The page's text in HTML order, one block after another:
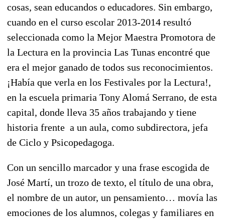
cosas, sean educandos o educadores. Sin embargo,
cuando en el curso escolar 2013-2014 resultó
seleccionada como la Mejor Maestra Promotora de
la Lectura en la provincia Las Tunas encontré que
era el mejor ganado de todos sus reconocimientos.
¡Había que verla en los Festivales por la Lectura!,
en la escuela primaria Tony Alomá Serrano, de esta
capital, donde lleva 35 años trabajando y tiene
historia frente a un aula, como subdirectora, jefa
de Ciclo y Psicopedagoga.
Con un sencillo marcador y una frase escogida de
José Martí, un trozo de texto, el título de una obra,
el nombre de un autor, un pensamiento… movía las
emociones de los alumnos, colegas y familiares en